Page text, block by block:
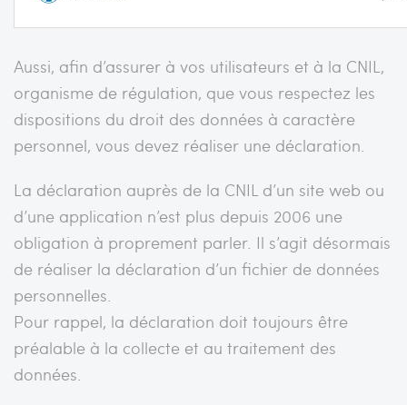
Aussi, afin d’assurer à vos utilisateurs et à la CNIL,
organisme de régulation, que vous respectez les
dispositions du droit des données à caractère
personnel, vous devez réaliser une déclaration.
La déclaration auprès de la CNIL d’un site web ou
d’une application n’est plus depuis 2006 une
obligation à proprement parler. Il s’agit désormais
de réaliser la déclaration d’un fichier de données
personnelles.
Pour rappel, la déclaration doit toujours être
préalable à la collecte et au traitement des
données.